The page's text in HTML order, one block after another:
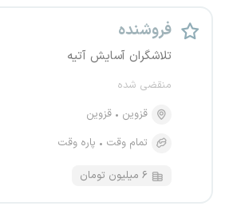
فروشنده
تلاشگران آسایش آتیه
منقضی شده
قزوین
قزوین
تمام وقت
پاره وقت
۶ میلیون تومان